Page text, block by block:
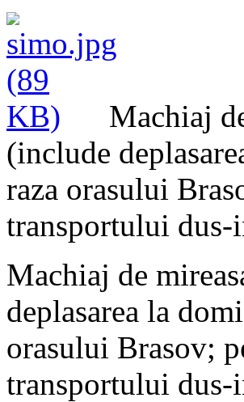
Machiaj
(include
raza orasului
transportului dus-
Machiaj de
deplasarea la
orasului Brasov;
transportului dus-